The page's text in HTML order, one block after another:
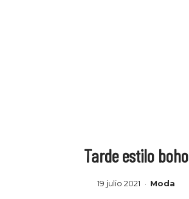
Tarde estilo boho
19 julio 2021 Moda